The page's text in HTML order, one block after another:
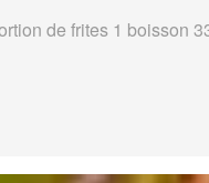
de frites 1 boisson